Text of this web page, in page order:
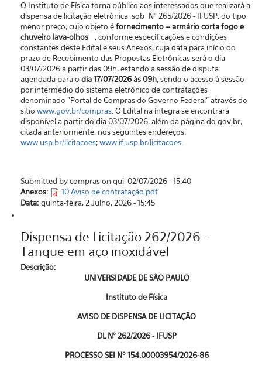
O Instituto de Física torna público aos interessados que realizará a
dispensa de licitação eletrônica, sob N° 265/2026 - IFUSP, do tipo
menor preço, cujo objeto éfornecimento – armário corta fogo e
chuveiro lava-olhos, conforme especificações e condições
constantes deste Edital e seus Anexos, cuja data para início do
prazo de Recebimento das Propostas Eletrônicas será o dia
03/07/2026 a partir das 09h, estando a sessão de disputa
agendada para o dia 17/07/2026 às 09h, sendo o acesso à sessão
por intermédio do sistema eletrônico de contratações
denominado "Portal de Compras do Governo Federal” através do
sitio www.gov.br/compras. O Edital na íntegra se encontrará
disponível a partir do dia 03/07/2026, além da página do gov.br,
citada anteriormente, nos seguintes endereços:
www.usp.br/licitacoes;www.if.usp.br/licitacoes.
Submitted by compras on qui, 02/07/2026 - 15:40
Anexos:
10 Aviso de contratação.pdf
Data: quinta-feira, 2 Julho, 2026 - 15:45
Dispensa de Licitação 262/2026 -
Tanque em aço inoxidável
Descrição:
UNIVERSIDADE DE SÃO PAULO
Instituto de Física
AVISO DE DISPENSA DE LICITAÇÃO
DL N° 262/2026 - IFUSP
PROCESSO SEI Nº 154.00003954/2026-86